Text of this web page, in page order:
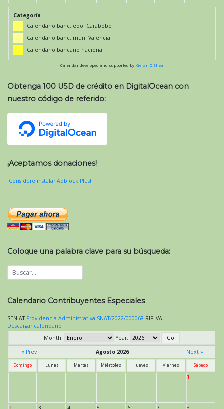
Categoría
Calendario banc. edo. Carabobo
Calendario banc. mun. Valencia
Calendario bancario nacional
Calendar developed and supported by Kieran O'Shea
Obtenga 100 USD de crédito en DigitalOcean con
nuestro código de referido:
¡Aceptamos donaciones!
¡Considere instalar Adblock Plus!
Coloque una palabra clave para su búsqueda:
Calendario Contribuyentes Especiales
SENIAT Providencia Administrativa SNAT/2022/000068 RIF IVA.
Descargar calendario
Month:
Year:
« Prev
Agosto 2026 Next »
Domingo Lunes Martes Miércoles Jueves Viernes Sábado
1
2 3 4 5 6 7 8